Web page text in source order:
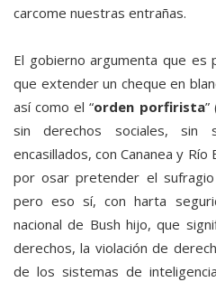
carcome nuestras entrañas.
El gobierno argumenta que es
que extender un cheque en
así como el “orden porfirista”
sin derechos sociales, sin
encasillados, con Cananea y
por osar pretender el
pero eso sí, con harta
nacional de Bush hijo, que
derechos, la violación de
de los sistemas de